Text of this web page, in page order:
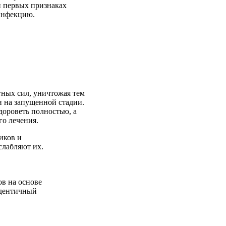
признаках
сил, уничтожая тем
запущенной стадии.
полностью, а
лечения.
и
их.
на основе